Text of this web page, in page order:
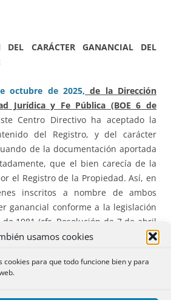
usamos cookies
cookies para que todo funcione bien y para
DEL CARÁCTER GANANCIAL DEL
octubre de 2025, de la Dirección
Jurídica y Fe Pública (BOE 6 de
Centro Directivo ha aceptado la
del Registro, y del carácter
de la documentación aportada
que el bien carecía de la
el Registro de la Propiedad. Así, en
inscritos a nombre de ambos
ganancial conforme a la legislación
1981 (cfr. Resolución de 7 de abril
a la legislación vigente en la
en ambas no fue suficiente dicha
del Registro), de bienes